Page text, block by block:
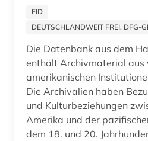
israelische (1)
italianistik (3)
italien (3)
jahrbuch (1)
jahresbericht (1)
FID
DEUTSCHLANDWEIT FREI, DFG-
Die Datenbank aus dem
enthält Archivmaterial aus
amerikanischen
Die Archivalien haben
und Kulturbeziehungen
Amerika und der
dem 18. und 20.